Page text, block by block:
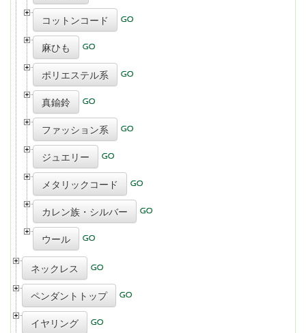
コットンコード
麻ひも
ポリエステル系
真鍮鈴
ファッション系
ジュエリー
メタリックコード
カレン族・シルバー
ウール
ネックレス
ペンダントトップ
イヤリング